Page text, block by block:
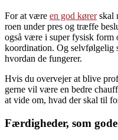
For at være en god kørerskal
roen under pres og træffe
også være i super fysisk form
koordination. Og selvfølgelig
hvordan de fungerer.
Hvis du overvejer at blive
gerne vil være en bedre
at vide om, hvad der skal til
Færdigheder, som